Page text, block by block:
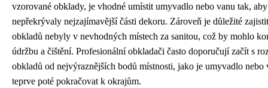
vzorované obklady, je vhodné umístit umyvadlo nebo vanu tak,
nepřekrývaly nejzajímavější části dekoru. Zároveň je důležité
obkladů nebyly v nevhodných místech za sanitou, což by mohlo
údržbu a čištění. Profesionální obkladači často doporučují začít s
obkladů od nejvýraznějších bodů místnosti, jako je umyvadlo nebo
teprve poté pokračovat k okrajům.